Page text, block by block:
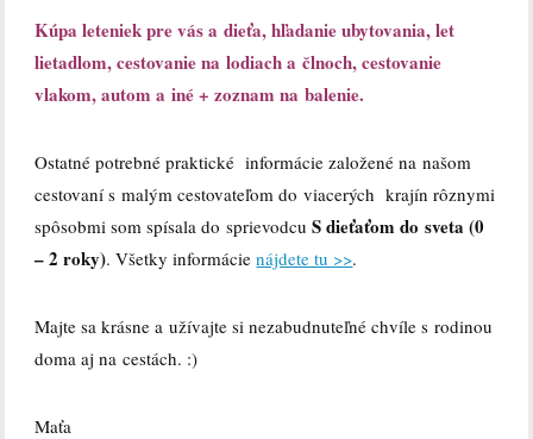
Kúpa leteniek pre vás a dieťa, hľadanie ubytovania, let
lietadlom, cestovanie na lodiach a člnoch, cestovanie
vlakom, autom a iné + zoznam na balenie.
Ostatné potrebné praktické informácie založené na našom
cestovaní s malým cestovateľom do viacerých krajín rôznymi
spôsobmi som spísala do sprievodcuS dieťaťom do sveta (0
– 2 roky). Všetky informácienájdete tu >>.
Majte sa krásne a užívajte si nezabudnuteľné chvíle s rodinou
doma aj na cestách. :)
Maťa